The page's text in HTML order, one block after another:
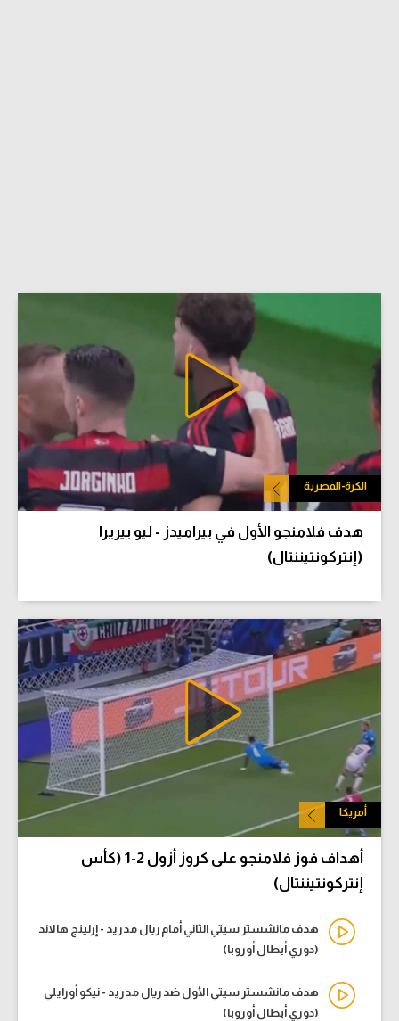
الكرة-المصرية
هدف فلامنجو الأول في بيراميدز - ليو بيريرا
(إنتركونتيننتال)
أمريكا
أهداف فوز فلامنجو على كروز أزول 2-1 (كأس
إنتركونتيننتال)
هدف مانشستر سيتي الثاني أمام ريال مدريد - إرلينج هالاند
(دوري أبطال أوروبا)
هدف مانشستر سيتي الأول ضد ريال مدريد - نيكو أورايلي
(دوري أبطال أوروبا)